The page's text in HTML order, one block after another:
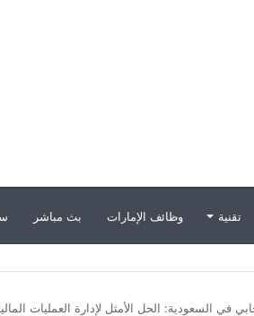
تقنية وظائف الإمارات بث مباشر
في السعودية: الحل الأمثل لإدارة العمليات